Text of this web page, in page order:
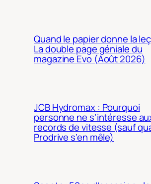
Quand le papier donne la
La double page géniale du
magazine Evo (Août 2026)
JCB Hydromax : Pourquoi
personne ne s’intéresse
records de vitesse (sauf
Prodrive s’en mêle)